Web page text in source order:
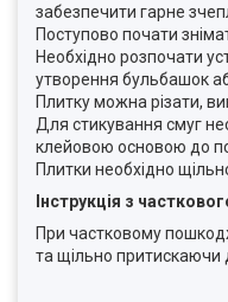
забезпечити гарне
Поступово почати
Необхідно розпочати
утворення бульбашок
Плитку можна різати,
Для стикування смуг
клейовою основою до
Плитки необхідно
Інструкція з
При частковому
та щільно притискаючи